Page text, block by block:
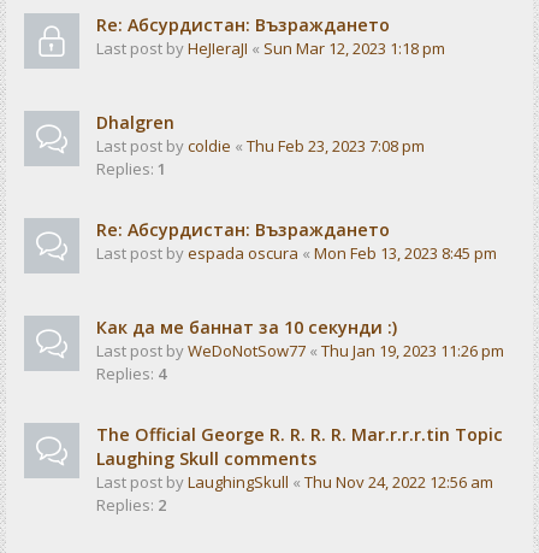
Re: Абсурдистан: Възраждането
Last post byHeJIeraJI « Sun Mar 12, 2023 1:18 pm
Dhalgren
Last post bycoldie « Thu Feb 23, 2023 7:08 pm
Replies: 1
Re: Абсурдистан: Възраждането
Last post byespada oscura « Mon Feb 13, 2023 8:45 pm
Как да ме баннат за 10 секунди :)
Last post byWeDoNotSow77 « Thu Jan 19, 2023 11:26 pm
Replies: 4
The Official George R. R. R. R. Mar.r.r.r.tin Topic
Laughing Skull comments
Last post byLaughingSkull « Thu Nov 24, 2022 12:56 am
Replies: 2